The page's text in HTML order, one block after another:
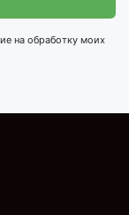
на обработку моих